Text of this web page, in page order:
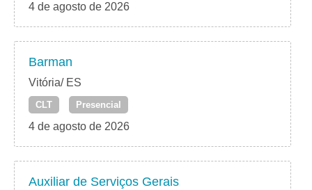
4 de agosto de 2026
Barman
Vitória/ ES
CLT Presencial
4 de agosto de 2026
Auxiliar de Serviços Gerais